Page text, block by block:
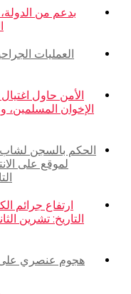
بدعم من
العمليات
الأمن حاول
الإخوان المسلمين،
الحكم بالسجن
لموقع على
ارتفاع جرائم
هجوم عنصري على